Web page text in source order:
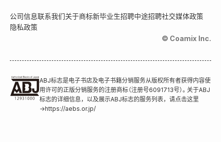
公司信息联系我们关于商标新毕业生招聘中途招聘社交媒体政策
隐私政策
© Coamix Inc.
ABJ标志是电子书店及电子书籍分销服务从版权所有者获得内容使
用许可的正版分销服务的注册商标（注册号6091713号）。关于ABJ
标志的详细信息，以及展示ABJ标志的服务列表，请点击这里
→https://aebs.or.jp/